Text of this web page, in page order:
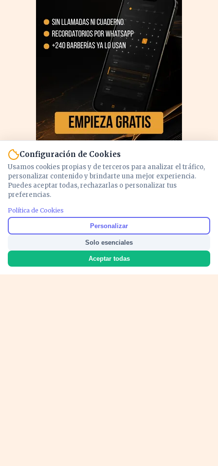
Configuración de Cookies
Usamos cookies propias y de terceros para analizar el tráfico,
personalizar contenido y brindarte una mejor experiencia.
Puedes aceptar todas, rechazarlas o personalizar tus
preferencias.
Política de Cookies
Personalizar
Solo esenciales
Aceptar todas